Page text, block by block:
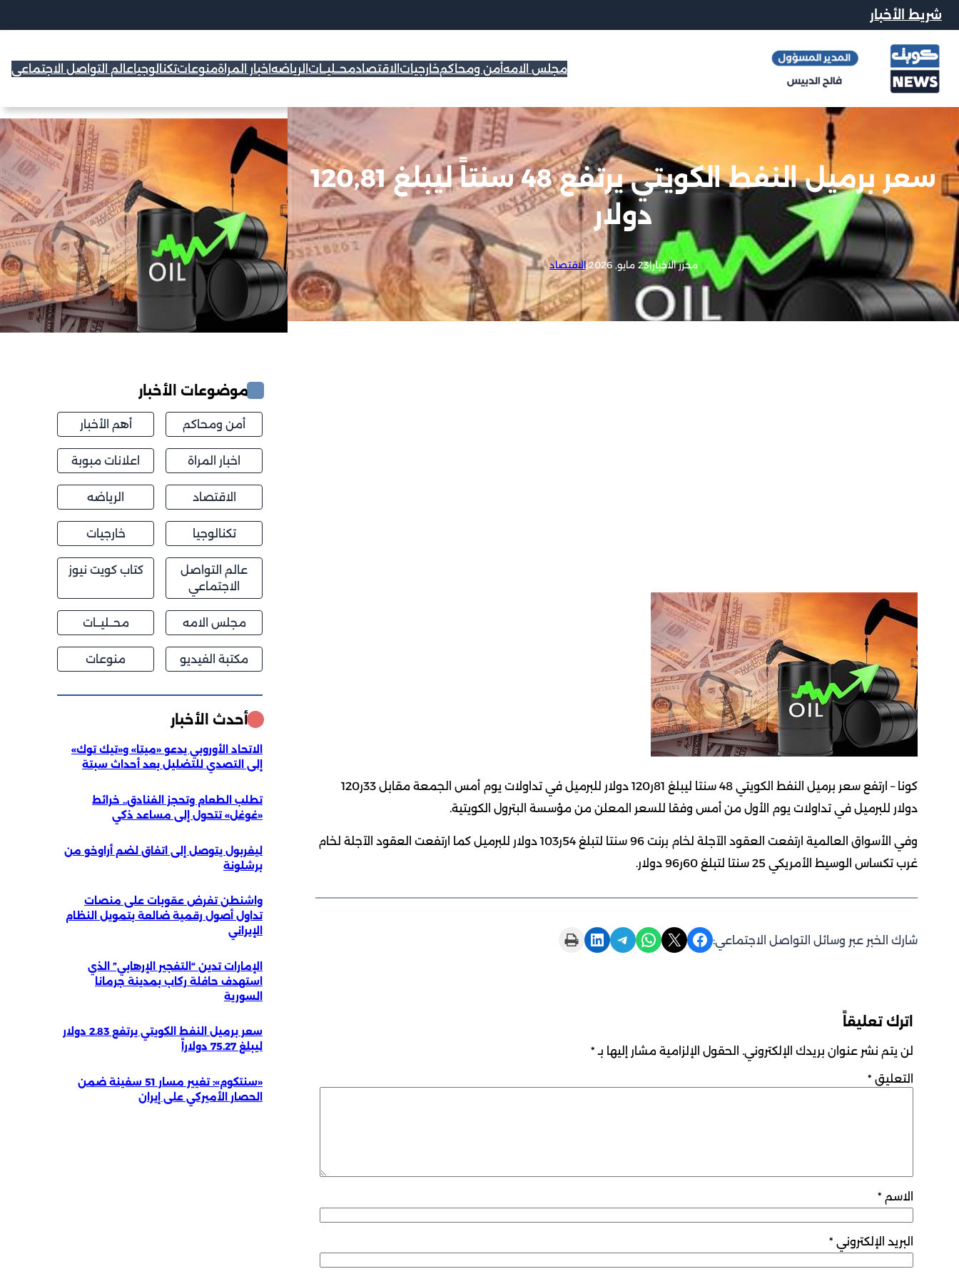
شريط الأخبار
مجلس الامهأمن ومحاكمخارجيات الاقتصادمحــليــات الرياضه اخبار المراةمنوعاتتكنالوجياعالم التواصل الاجتماعي
سعر برميل النفط الكويتي يرتفع 48 سنتاً ليبلغ 120,81
دولار
محرر الاخبار|23 مايو, 2026 |الاقتصاد
كونا – ارتفع سعر برميل النفط الكويتي 48 سنتا ليبلغ 81ر120 دولار للبرميل في تداولات يوم أمس الجمعة مقابل 33ر120
دولار للبرميل في تداولات يوم الأول من أمس وفقا للسعر المعلن من مؤسسة البترول الكويتية.
وفي الأسواق العالمية ارتفعت العقود الآجلة لخام برنت 96 سنتا لتبلغ 54ر103 دولار للبرميل كما ارتفعت العقود الآجلة لخام
غرب تكساس الوسيط الأمريكي 25 سنتا لتبلغ 60ر96 دولار.
شارك الخبر عبر وسائل التواصل الاجتماعي: Share on Facebook
Share on X
Share on WhatsApp
Share on Telegram
Share on LinkedIn
Print this Page
اترك تعليقاً
لن يتم نشر عنوان بريدك الإلكتروني. الحقول الإلزامية مشار إليها بـ *
التعليق *
الاسم *
البريد الإلكتروني *
موضوعات الأخبار
أمن ومحاكم أهم الأخبار
اخبار المراة اعلانات مبوبة
الاقتصاد الرياضه
تكنالوجيا خارجيات
عالم التواصل
الاجتماعي
كتاب كويت نيوز
مجلس الامه محــليــات
مكتبة الفيديو منوعات
أحدث الأخبار
الاتحاد الأوروبي يدعو «ميتا» و«تيك توك»
إلى التصدي للتضليل بعد أحداث سبتة
تطلب الطعام وتحجز الفنادق.. خرائط
«غوغل» تتحول إلى مساعد ذكي
ليفربول يتوصل إلى اتفاق لضم أراوخو من
برشلونة
واشنطن تفرض عقوبات على منصات
تداول أصول رقمية ضالعة بتمويل النظام
الإيراني
الإمارات تدين “التفجير الإرهابي” الذي
استهدف حافلة ركاب بمدينة جرمانا
السورية
سعر برميل النفط الكويتي يرتفع 2.83 دولار
ليبلغ 75.27 دولاراً
«سنتكوم»: تغيير مسار 51 سفينة ضمن
الحصار الأميركي على إيران